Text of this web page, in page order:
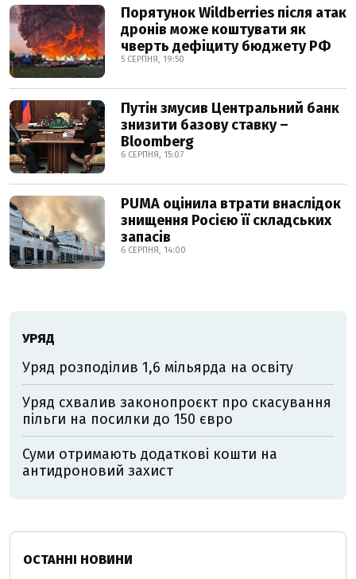
Порятунок Wildberries після атак
дронів може коштувати як
чверть дефіциту бюджету РФ
5 СЕРПНЯ, 19:50
Путін змусив Центральний банк
знизити базову ставку –
Bloomberg
6 СЕРПНЯ, 15:07
PUMA оцінила втрати внаслідок
знищення Росією її складських
запасів
6 СЕРПНЯ, 14:00
УРЯД
Уряд розподілив 1,6 мільярда на освіту
Уряд схвалив законопроєкт про скасування
пільги на посилки до 150 євро
Суми отримають додаткові кошти на
антидроновий захист
ОСТАННІ НОВИНИ